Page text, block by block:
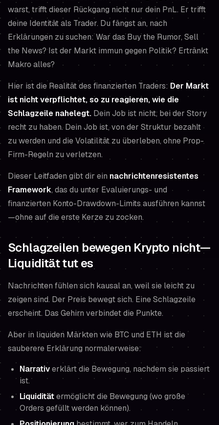
warst, trifft dieser Rückgang nicht nur dein PnL. Er trifft
deine Identität als Trader. Du fängst an, nach
Erklärungen zu suchen:War das Buy the Rumor, Sell
the News? Ist der Markt immun gegen Politik? Ertränkt
Makro alles?
Hier ist die Realität des finanzierten Traders: Der Markt
ist nicht verpflichtet, so zu reagieren, wie die
Schlagzeile nahelegt. Dein Job ist nicht, bei der Story
recht zu haben. Dein Job ist, von der Struktur bezahlt
zu werden und die Volatilität zu überleben, ohne Prop-
Firm-Regeln zu verletzen.
Dieser Leitfaden gibt dir ein nachrichtenresistentes
Framework, das du unter Evaluierungs- und
finanzierten Konto-Drawdown-Limits ausführen kannst
—ohne auf die erste Kerze zu zocken.
Schlagzeilen bewegen Krypto nicht—
Liquidität tut es
Nachrichten fühlen sich kausal an, weil sie leicht zu
zeigen sind. Der Preis bewegt sich. Eine Schlagzeile
erscheint. Das Gehirn verbindet die Punkte.
Aber in liquiden Märkten wie BTC und ETH ist die
sauberere Erklärung normalerweise:
Narrativerklärt die Bewegung, nachdem sie passiert
ist.
Liquiditätermöglicht die Bewegung (wo große
Orders gefüllt werden können).